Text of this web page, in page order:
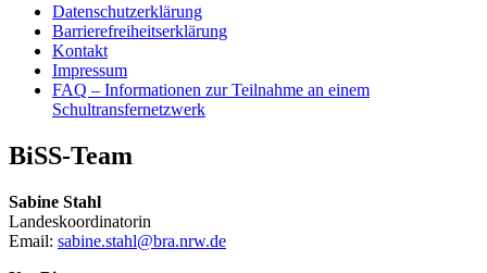
Datenschutzerklärung
Barrierefreiheitserklärung
Kontakt
Impressum
FAQ – Informationen zur Teilnahme an einem
Schultransfernetzwerk
BiSS-Team
Sabine Stahl
Landeskoordinatorin
Email: sabine.stahl@bra.nrw.de